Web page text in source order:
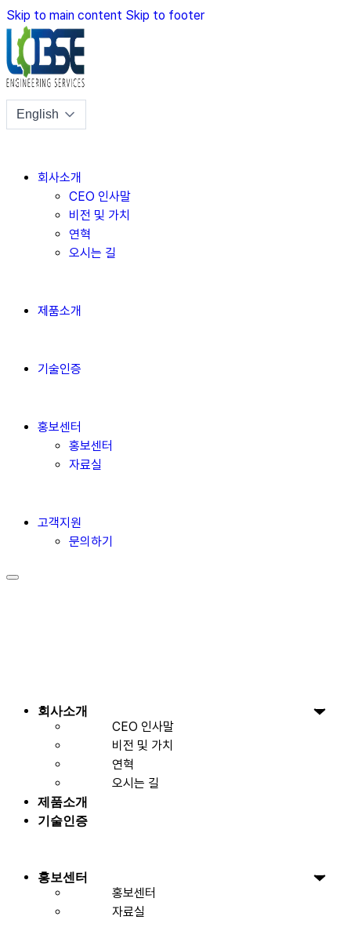
Skip to main content Skip to footer
회사소개
CEO 인사말
비전 및 가치
연혁
오시는 길
제품소개
기술인증
홍보센터
홍보센터
자료실
고객지원
문의하기
회사소개
CEO 인사말
비전 및 가치
연혁
오시는 길
제품소개
기술인증
홍보센터
홍보센터
자료실